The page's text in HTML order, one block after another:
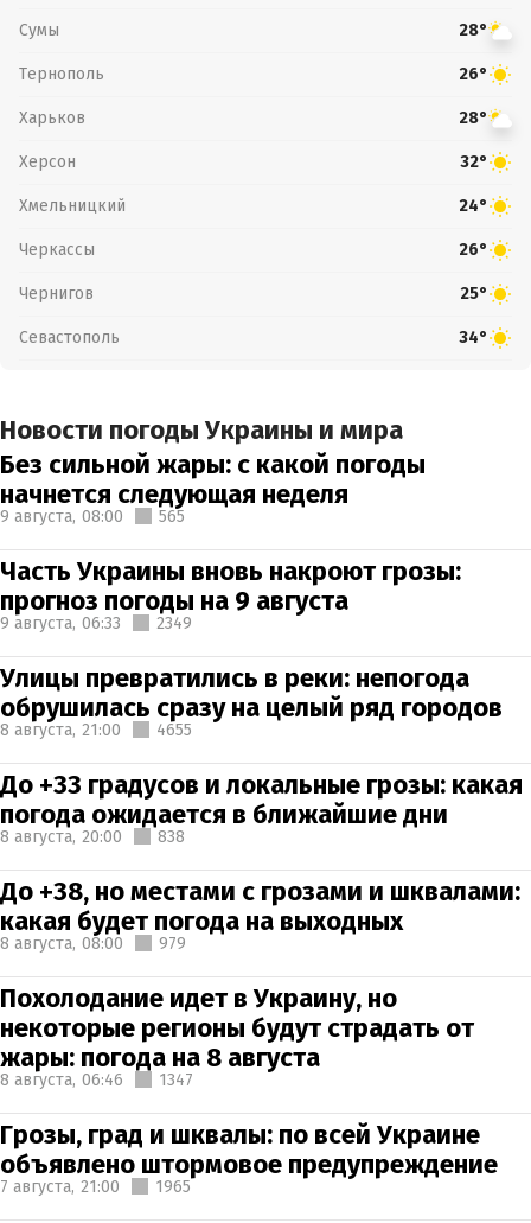
Сумы 28°
Тернополь 26°
Харьков 28°
Херсон 32°
Хмельницкий 24°
Черкассы 26°
Чернигов 25°
Севастополь 34°
Новости погоды Украины и мира
Без сильной жары: с какой погоды
начнется следующая неделя
9 августа, 08:00 565
Часть Украины вновь накроют грозы:
прогноз погоды на 9 августа
9 августа, 06:33 2349
Улицы превратились в реки: непогода
обрушилась сразу на целый ряд городов
8 августа, 21:00 4655
До +33 градусов и локальные грозы: какая
погода ожидается в ближайшие дни
8 августа, 20:00 838
До +38, но местами с грозами и шквалами:
какая будет погода на выходных
8 августа, 08:00 979
Похолодание идет в Украину, но
некоторые регионы будут страдать от
жары: погода на 8 августа
8 августа, 06:46 1347
Грозы, град и шквалы: по всей Украине
объявлено штормовое предупреждение
7 августа, 21:00 1965